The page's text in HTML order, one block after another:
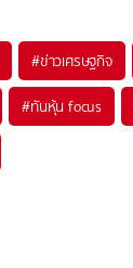
#ข่าวเศรษฐกิจ
#ทันหุ้น focus